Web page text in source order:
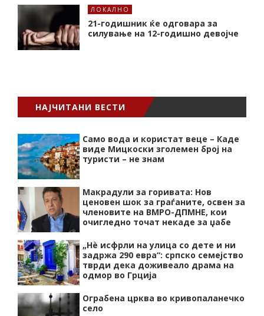
ЛОКАЛНО
21-годишник ќе одговара за
силување на 12-годишно девојче
НАЈЧИТАНИ ВЕСТИ
Само вода и користат веце – Каде
виде Мицкоски зголемен број на
туристи – не знам
Макрадули за горивата: Нов
ценовен шок за граѓаните, освен за
членовите на ВМРО-ДПМНЕ, кои
очигледно точат некаде за џабе
„Нѐ исфрли на улица со дете и ни
задржа 290 евра“: српско семејство
тврди дека доживеало драма на
одмор во Грција
Ограбена црква во кривопаланечко
село